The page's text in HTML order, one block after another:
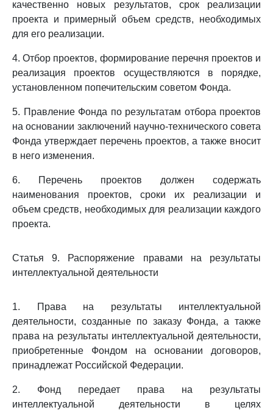
качественно новых результатов, срок реализации
проекта и примерный объем средств, необходимых
для его реализации.
4. Отбор проектов, формирование перечня проектов и
реализация проектов осуществляются в порядке,
установленном попечительским советом Фонда.
5. Правление Фонда по результатам отбора проектов
на основании заключений научно-технического совета
Фонда утверждает перечень проектов, а также вносит
в него изменения.
6. Перечень проектов должен содержать
наименования проектов, сроки их реализации и
объем средств, необходимых для реализации каждого
проекта.
Статья 9. Распоряжение правами на результаты
интеллектуальной деятельности
1. Права на результаты интеллектуальной
деятельности, созданные по заказу Фонда, а также
права на результаты интеллектуальной деятельности,
приобретенные Фондом на основании договоров,
принадлежат Российской Федерации.
2. Фонд передает права на результаты
интеллектуальной деятельности в целях